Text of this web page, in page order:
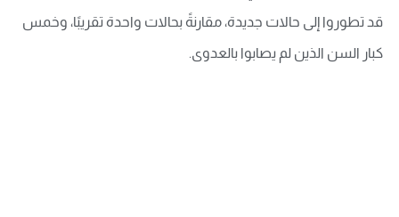
قد تطوروا إلى حالات جديدة، مقارنةً بحالات واحدة تقريبًا، وخمس
كبار السن الذين لم يصابوا بالعدوى.